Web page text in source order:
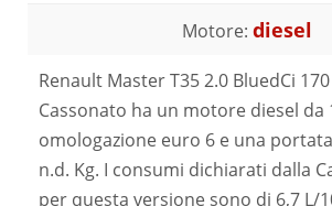
Motore: diesel
Renault Master T35 2.0 BluedCi 170
Cassonato ha un motore diesel da
omologazione euro 6 e una
n.d. Kg. I consumi dichiarati dalla
per questa versione sono di 6,7 L/